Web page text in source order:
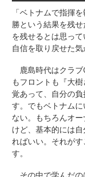
「ベトナムで指揮
勝という結果を残
を残せるとは思っ
自信を取り戻せた気
鹿島時代はクラブ
もフロントも『大
覚あって、自分の
す。でもベトナム
ない。もちろんオ
けど、基本的には
ればいい。それが
す。
その中で学んだの